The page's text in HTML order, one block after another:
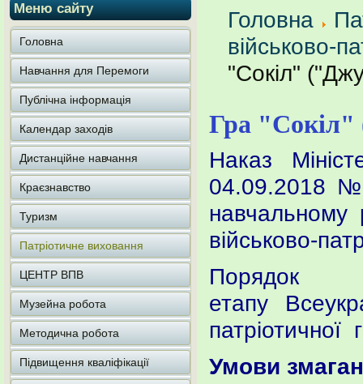
Меню сайту
Головна
Навчання для Перемоги
Публічна інформація
Календар заходів
Дистанційне навчання
Краєзнавство
Туризм
Патріотичне виховання
ЦЕНТР ВПВ
Музейна робота
Методична робота
Підвищення кваліфікації
Головна
військово-
"Сокіл"
Гра "Сокіл"
Наказ
04.09.2018
навчальному
військово-
Порядок
етапу
Умови